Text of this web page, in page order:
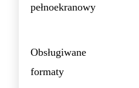
pełnoekranowy
Obsługiwane
formaty